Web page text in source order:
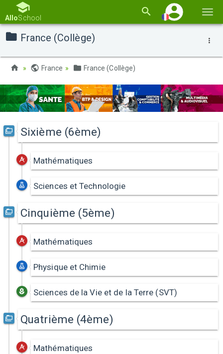
la
AlloSchool
France (Collège)
France France (Collège)
Sixième (6ème)
Mathématiques
Sciences et Technologie
Cinquième (5ème)
Mathématiques
Physique et Chimie
Sciences de la Vie et de la Terre (SVT)
Quatrième (4ème)
Mathématiques